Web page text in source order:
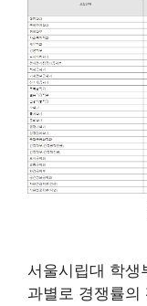
서울시립대 학생
과별로 경쟁률의